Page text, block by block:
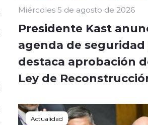
Miércoles 5 de agosto de 2026
Presidente Kast
agenda de seguridad
destaca aprobación
Ley de
Actualidad